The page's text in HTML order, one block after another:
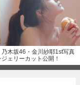
乃木坂46・金川紗耶1st写真
ェリーカット公開！